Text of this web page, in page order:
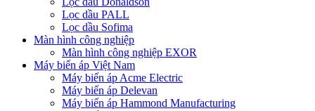
Lọc dầu PALL
Lọc dầu Sofima
Màn hình công nghiệp
Màn hình công nghiệp EXOR
Máy biến áp Việt Nam
Máy biến áp Acme Electric
Máy biến áp Delevan
Máy biến áp Hammond Manufacturing